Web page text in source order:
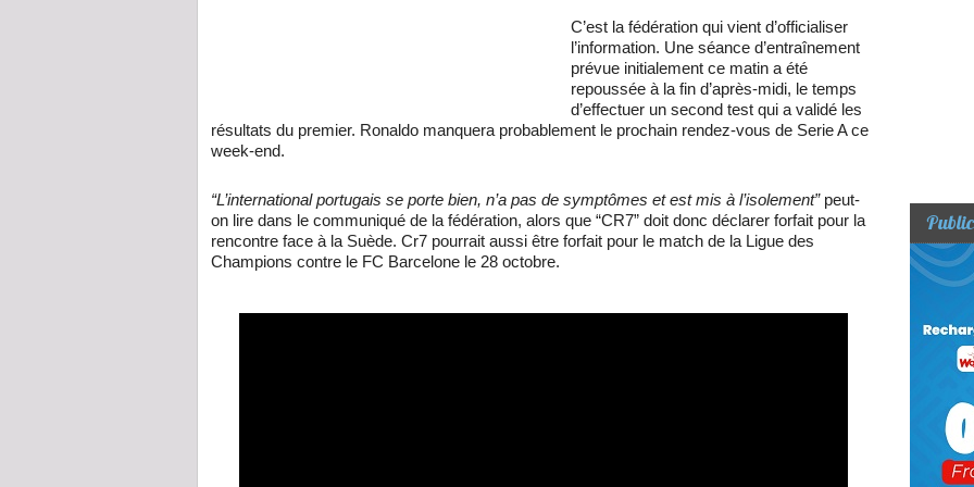
C’est la fédération qui vient d’officialiser
l’information. Une séance d’entraînement
prévue initialement ce matin a été
repoussée à la fin d’après-midi, le temps
d’effectuer un second test qui a validé les
résultats du premier. Ronaldo manquera probablement le prochain rendez-vous de Serie A ce
week-end.
“L’international portugais se porte bien, n’a pas de symptômes et est mis à l’isolement”peut-
on lire dans le communiqué de la fédération, alors que “CR7” doit donc déclarer forfait pour la
rencontre face à la Suède. Cr7 pourrait aussi être forfait pour le match de la Ligue des
Champions contre le FC Barcelone le 28 octobre.